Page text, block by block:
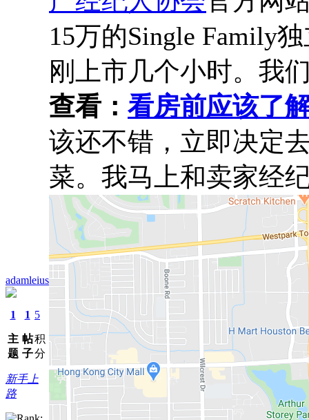
adamleius
1
主
题
1
帖
子
5
积
分
新手上
路
15万的Single Family
刚上市几个小时。我
查看： 看房前应该了
该还不错，立即决定
菜。我马上和卖家经